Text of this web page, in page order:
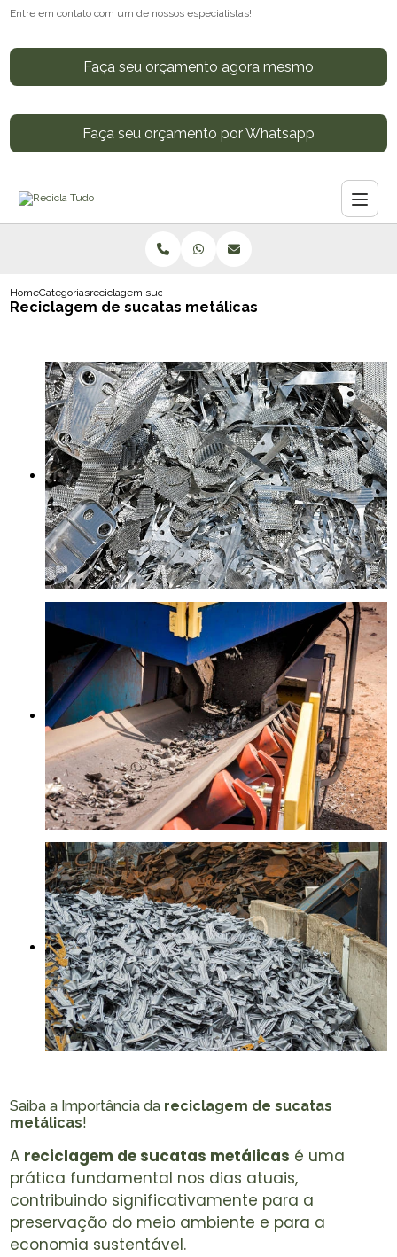
Entre em contato com um de nossos especialistas!
Faça seu orçamento agora mesmo
Faça seu orçamento por Whatsapp
HomeCategoriasreciclagem sucatas metalicas
Reciclagem de sucatas metálicas
Saiba a Importância da reciclagem de sucatas
metálicas!
A reciclagem de sucatas metálicas é uma
prática fundamental nos dias atuais,
contribuindo significativamente para a
preservação do meio ambiente e para a
economia sustentável.